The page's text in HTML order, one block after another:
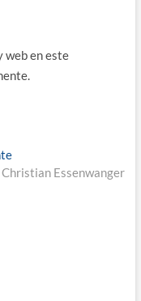
web en este
Entrada
siguiente:
Christian Essenwanger